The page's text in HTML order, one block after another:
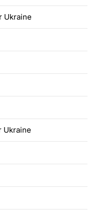
Ukraine
Ukraine